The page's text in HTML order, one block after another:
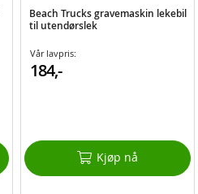
Beach Trucks gravemaskin lekebil
til utendørslek
Vår lavpris:
184,-
Kjøp nå